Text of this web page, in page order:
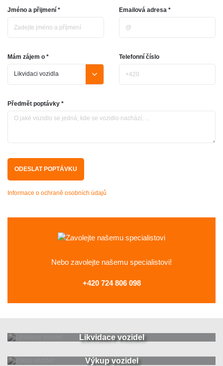
Jméno a přijmení * Emailová adresa *
Mám zájem o * Telefonní číslo
Předmět poptávky *
Informace o ochraně osobních údajů
Nebo zavolejte našemu specialistovi!
+420 724 806 098
Likvidace vozidel
Výkup vozidel